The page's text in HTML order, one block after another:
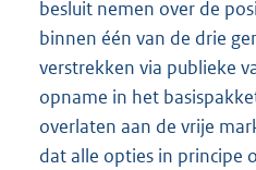
besluit nemen over de
binnen één van de drie
verstrekken via publieke
opname in het
overlaten aan de vrije
dat alle opties in principe